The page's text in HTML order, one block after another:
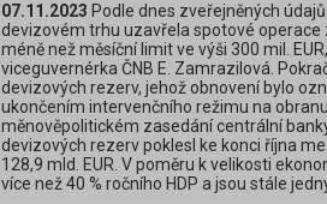
07.11.2023 Podle dnes zveřejněných
devizovém trhu uzavřela spotové operace
méně než měsíční limit ve výši 300 mil.
viceguvernérka ČNB E. Zamrazilová.
devizových rezerv, jehož obnovení bylo
ukončením intervenčního režimu na
měnověpolitickém zasedání centrální
devizových rezerv poklesl ke konci října
128,9 mld. EUR. V poměru k velikosti
více než 40 % ročního HDP a jsou stále